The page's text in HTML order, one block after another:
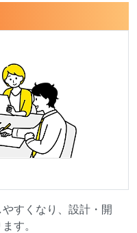
すくなり、設計・開
す。